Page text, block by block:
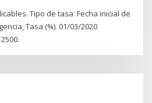
Tipo de tasa: Fecha inicial de
Tasa (%). 01/03/2020